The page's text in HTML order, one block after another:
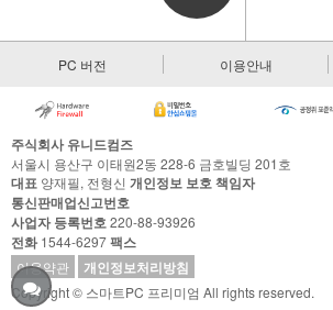
PC 버전 이용안내
주식회사 유니드컴즈
서울시 용산구 이태원2동 228-6 금호빌딩 201호
대표 양재필, 전형신 개인정보 보호 책임자
통신판매업신고번호
사업자 등록번호220-88-93926
전화1544-6297팩스
이용약관 개인정보처리방침
Copyright © 스마트PC 프리미엄 All rights reserved.